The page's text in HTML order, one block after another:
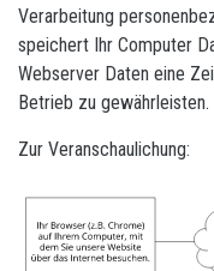
Verarbeitung
speichert Ihr Computer
Webserver Daten eine
Betrieb zu gewährleisten.
Zur Veranschaulichung: